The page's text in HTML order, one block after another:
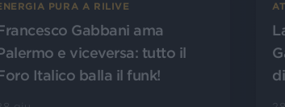
PURA A RILIVE
Gabbani ama
e viceversa: tutto il
Italico balla il funk!